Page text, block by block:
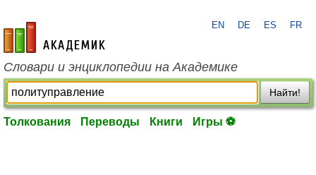
academic.ru
EN DE ES FR
Словари и энциклопедии на Академике
Найти!
Толкования Переводы Книги Игры ⚽